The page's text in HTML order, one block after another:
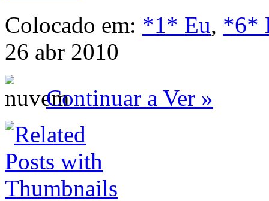
Colocado em: *1* Eu, *6*
26 abr 2010
Continuar a Ver »